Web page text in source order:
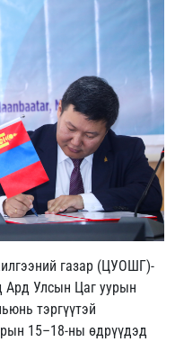
газар (ЦУОШГ)-
Ард Улсын Цаг уурын
тэргүүтэй
15–18-ны өдрүүдэд